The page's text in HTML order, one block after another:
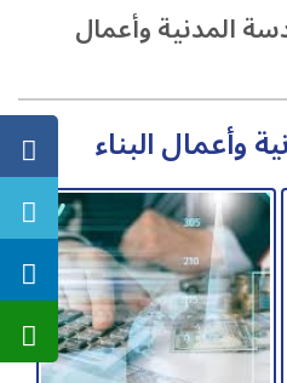
المدنية وأعمال
وأعمال البناء